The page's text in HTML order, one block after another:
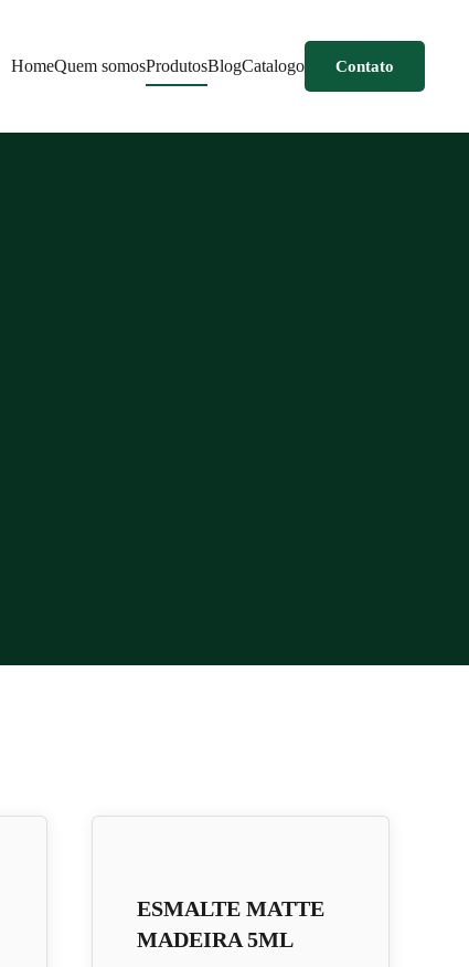
HomeQuem somosProdutosBlogCatalogo Contato
ESMALTE MATTE
MADEIRA 5ML